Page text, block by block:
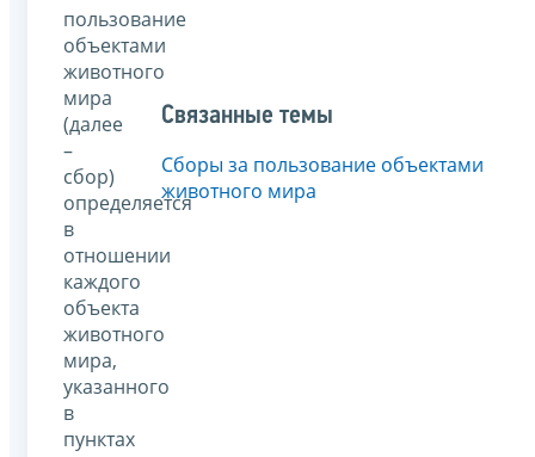
пользование
объектами
животного
мира
(далее
–
сбор)
определяется
в
отношении
каждого
объекта
животного
мира,
указанного
в
пунктах
Связанные темы
Сборы за пользование объектами
животного мира